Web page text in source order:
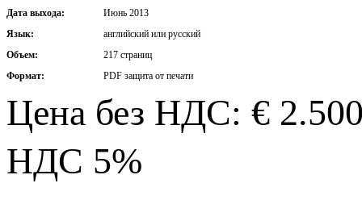
Дата выхода:
Июнь 2013
Язык:
английский или русский
Объем:
217 страниц
Формат:
PDF защита от печати
Цена без НДС: €
НДС 5%